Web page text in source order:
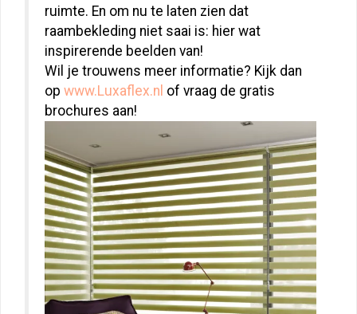
ruimte. En om nu te laten zien dat
raambekleding niet saai is: hier wat
inspirerende beelden van!
Wil je trouwens meer informatie? Kijk dan
op www.Luxaflex.nl of vraag de gratis
brochures aan!